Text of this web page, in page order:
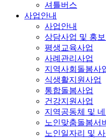
셔틀버스
사업안내
사업안내
상담사업 및 홍
평생교육사업
사례관리사업
지역사회돌봄사
식생활지원사업
통합돌봄사업
건강지원사업
지역공동체 및
노인맞춤돌봄서
노인일자리 및